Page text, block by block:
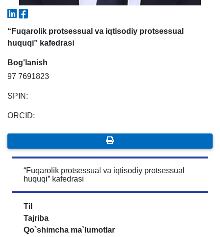
“Fuqarolik protsessual va iqtisodiy protsessual
huquqi” kafedrasi
Bog'lanish
97 7691823
SPIN:
ORCID:
“Fuqarolik protsessual va iqtisodiy protsessual
huquqi” kafedrasi
Til
Tajriba
Qo`shimcha ma`lumotlar